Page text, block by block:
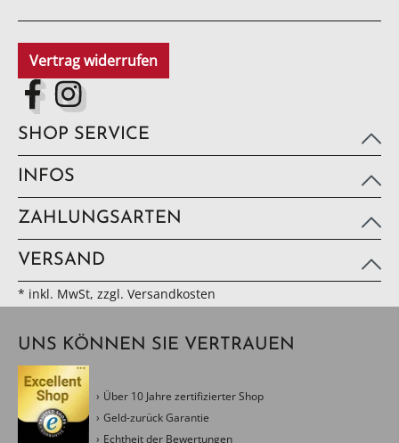
Vertrag widerrufen
SHOP SERVICE
INFOS
ZAHLUNGSARTEN
VERSAND
* inkl. MwSt, zzgl. Versandkosten
UNS KÖNNEN SIE VERTRAUEN
Über 10 Jahre zertifizierter Shop
Geld-zurück Garantie
Echtheit der Bewertungen